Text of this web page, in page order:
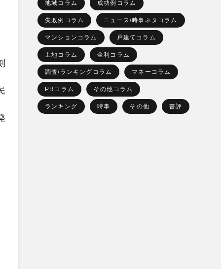
地域コラム 成功例コラム
失敗例コラム ニュース/時事ネタコラム
マンションコラム 戸建てコラム
土地コラム 金利コラム
調査/ランキングコラム マネーコラム
PRコラム その他コラム
ランキング 時事 その他 書評